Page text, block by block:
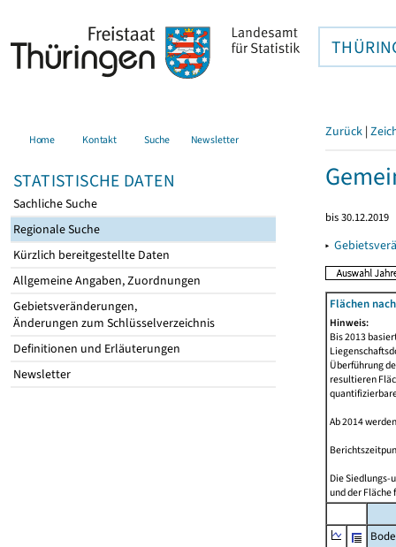
Home Kontakt Suche Newsletter
STATISTISCHE DATEN
Sachliche Suche
Regionale Suche
Kürzlich bereitgestellte Daten
Allgemeine Angaben, Zuordnungen
Gebietsveränderungen,
Änderungen zum Schlüsselverzeichnis
Definitionen und Erläuterungen
Newsletter
Zurück |
bis 30.12.2019
▸
Flächen
Hinweis:
Bis 2013
Überführung
resultieren
Ab 2014
Die Siedlungs-
und der Fläche